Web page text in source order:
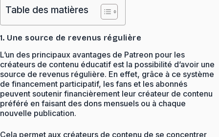
Table des matières
1. Une source de revenus régulière
L’un des principaux avantages de Patreon pour les
créateurs de contenu éducatif est la possibilité d’avoir une
source de revenus régulière. En effet, grâce à ce système
de financement participatif, les fans et les abonnés
peuvent soutenir financièrement leur créateur de contenu
préféré en faisant des dons mensuels ou à chaque
nouvelle publication.
Cela permet aux créateurs de contenu de se concentrer